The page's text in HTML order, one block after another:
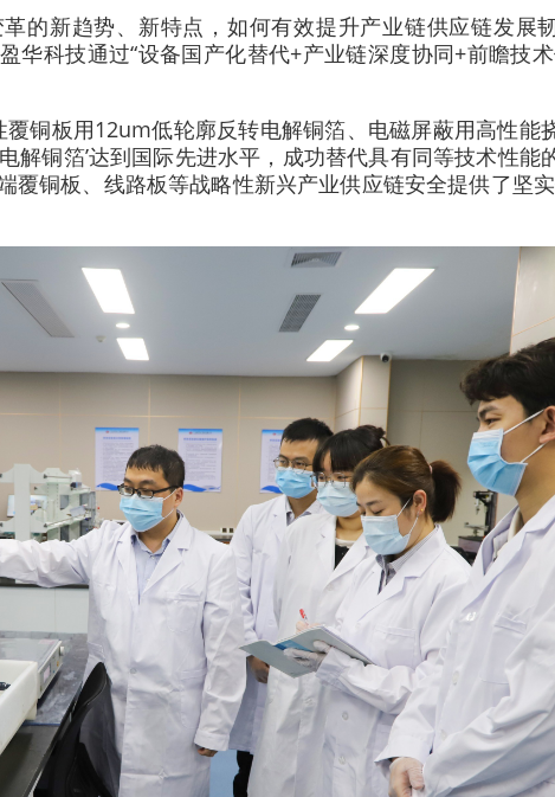
的新趋势、新特点，如何有效提升产业链供应链发展
华科技通过“设备国产化替代+产业链深度协同+前瞻技
覆铜板用12um低轮廓反转电解铜箔、电磁屏蔽用高性能
铜箔’达到国际先进水平，成功替代具有同等技术性能
覆铜板、线路板等战略性新兴产业供应链安全提供了坚